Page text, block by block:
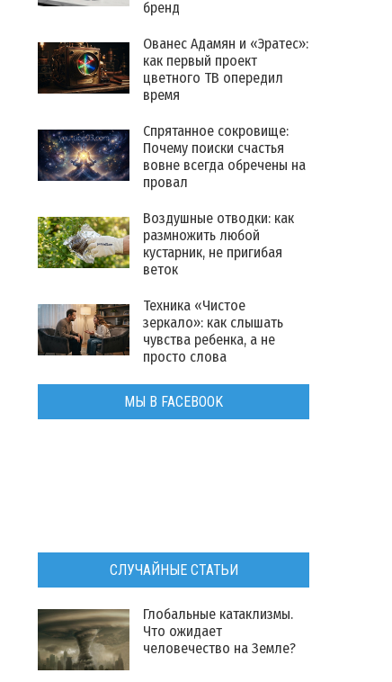
бренд
Ованес Адамян и «Эратес»:
как первый проект
цветного ТВ опередил
время
Спрятанное сокровище:
Почему поиски счастья
вовне всегда обречены на
провал
Воздушные отводки: как
размножить любой
кустарник, не пригибая
веток
Техника «Чистое
зеркало»: как слышать
чувства ребенка, а не
просто слова
МЫ В FACEBOOK
СЛУЧАЙНЫЕ СТАТЬИ
Глобальные катаклизмы.
Что ожидает
человечество на Земле?